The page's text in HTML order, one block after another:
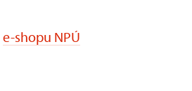
e-shopu NPÚ